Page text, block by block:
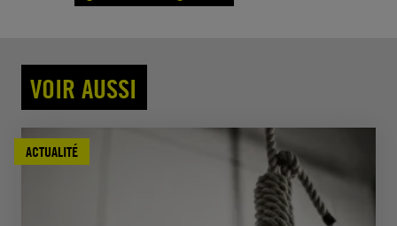
VOIR AUSSI
ACTUALITÉ